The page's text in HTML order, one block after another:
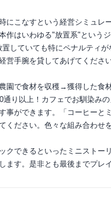
にこなすという経営シミュ
作はいわゆる"放置系"という
していても特にペナルティ
営手腕を貸してあげてください
園で食材を収穫→獲得した
通り以上！カフェでお馴染み
事ができます。「コーヒー
ください。色々な組み合わせ
クできるといったミニスト
ます。是非とも最後までプレ